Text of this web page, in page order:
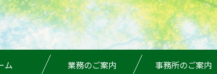
ム 業務のご案内 事務所のご案内